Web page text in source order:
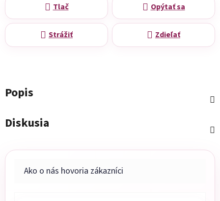
Tlač Opýtať sa
Strážiť Zdieľať
Popis
Diskusia